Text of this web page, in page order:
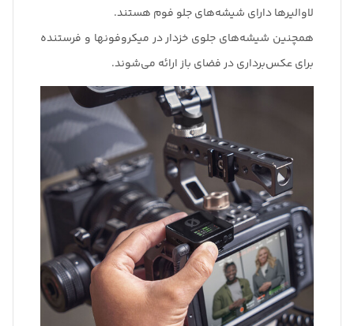
لاوالیرها دارای شیشه‌های جلو فوم هستند.
همچنین شیشه‌های جلوی خزدار در میکروفونها و فرستنده
برای عکس‌برداری در فضای باز ارائه می‌شوند.